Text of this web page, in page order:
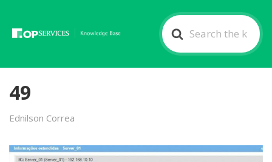
Search
For
49
Ednilson Correa